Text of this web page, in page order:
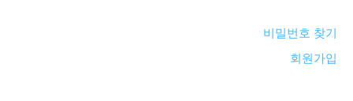
비밀번호 찾기
회원가입